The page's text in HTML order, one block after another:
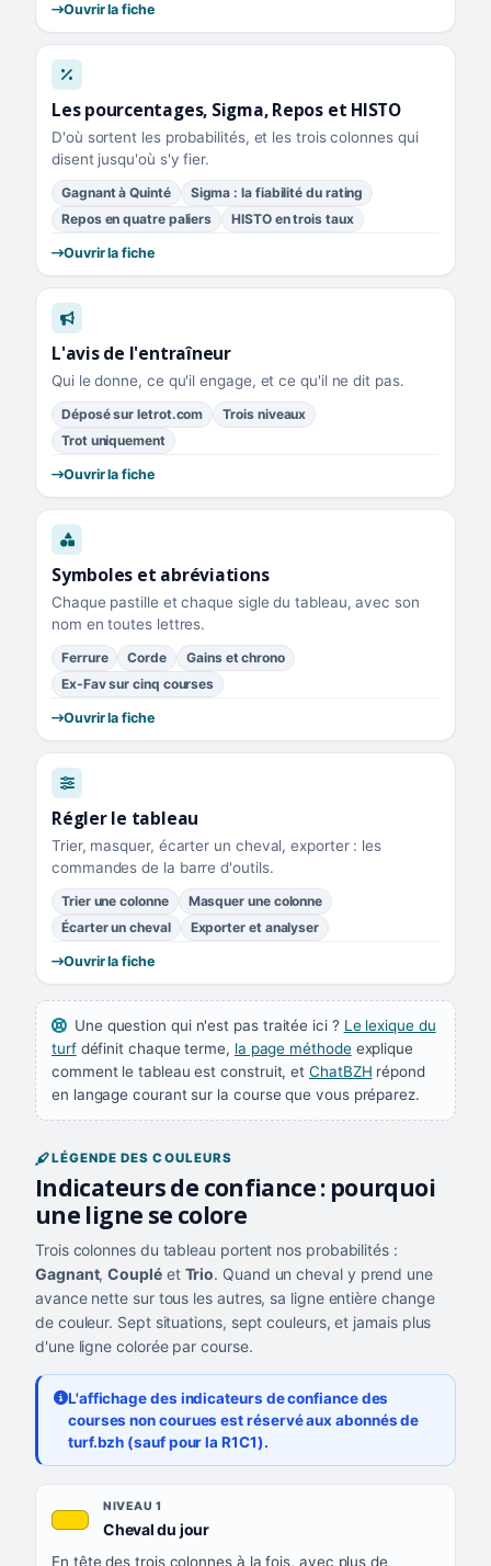
Ouvrir la fiche
Les pourcentages, Sigma, Repos et HISTO
D'où sortent les probabilités, et les trois colonnes qui
disent jusqu'où s'y fier.
Gagnant à Quinté
Sigma : la fiabilité du rating
Repos en quatre paliers
HISTO en trois taux
Ouvrir la fiche
L'avis de l'entraîneur
Qui le donne, ce qu'il engage, et ce qu'il ne dit pas.
Déposé sur letrot.com
Trois niveaux
Trot uniquement
Ouvrir la fiche
Symboles et abréviations
Chaque pastille et chaque sigle du tableau, avec son
nom en toutes lettres.
Ferrure Corde
Gains et chrono
Ex-Fav sur cinq courses
Ouvrir la fiche
Régler le tableau
Trier, masquer, écarter un cheval, exporter : les
commandes de la barre d'outils.
Trier une colonne
Masquer une colonne
Écarter un cheval
Exporter et analyser
Ouvrir la fiche
Une question qui n'est pas traitée ici ? Le lexique du
turfdéfinit chaque terme, la page méthodeexplique
comment le tableau est construit, etChatBZH répond
en langage courant sur la course que vous préparez.
LÉGENDE DES COULEURS
Indicateurs de confiance : pourquoi
une ligne se colore
Trois colonnes du tableau portent nos probabilités :
Gagnant,Coupléet Trio. Quand un cheval y prend une
avance nette sur tous les autres, sa ligne entière change
de couleur. Sept situations, sept couleurs, et jamais plus
d'une ligne colorée par course.
L'affichage des indicateurs de confiance des
courses non courues est réservé aux abonnés de
turf.bzh (sauf pour la R1C1).
QUAND LA LIGNE PREND CETTE COULEUR
NIVEAU 1
Cheval du jour, couleur jaune or
En tête des trois colonnes à la fois, avec plus de